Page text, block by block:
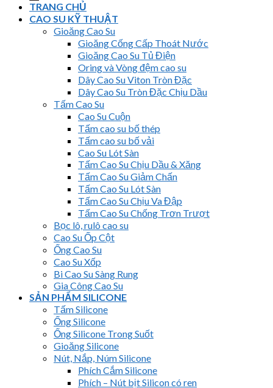
TRANG CHỦ
CAO SU KỸ THUẬT
Gioăng Cao Su
Gioăng Cống Cấp Thoát Nước
Gioăng Cao Su Tủ Điện
Oring và Vòng đệm cao su
Dây Cao Su Viton Tròn Đặc
Dây Cao Su Tròn Đặc Chịu Dầu
Tấm Cao Su
Cao Su Cuộn
Tấm cao su bố thép
Tấm cao su bố vải
Cao Su Lót Sàn
Tấm Cao Su Chịu Dầu & Xăng
Tấm Cao Su Giảm Chấn
Tấm Cao Su Lót Sàn
Tấm Cao Su Chịu Va Đập
Tấm Cao Su Chống Trơn Trượt
Bọc lô, rulô cao su
Cao Su Ốp Cột
Ống Cao Su
Cao Su Xốp
Bi Cao Su Sàng Rung
Gia Công Cao Su
SẢN PHẨM SILICONE
Tấm Silicone
Ống Silicone
Ống Silicone Trong Suốt
Gioăng Silicone
Nút, Nắp, Núm Silicone
Phích Cắm Silicone
Phích – Nút bịt Silicon có ren